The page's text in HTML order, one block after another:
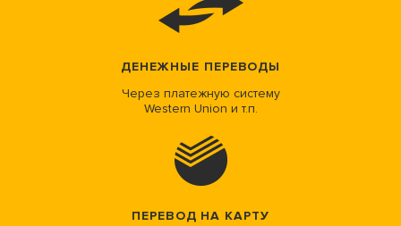
ДЕНЕЖНЫЕ ПЕРЕВОДЫ
Через платежную систему
Western Union и т.п.
ПЕРЕВОД НА КАРТУ